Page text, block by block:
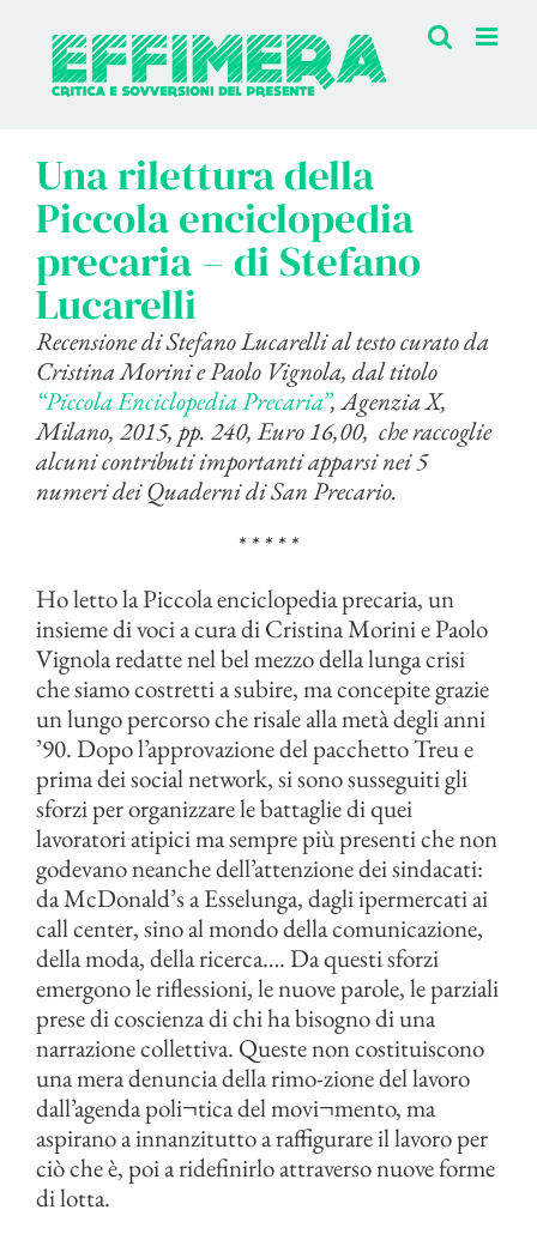
contenuto
Una rilettura della
Piccola enciclopedia
precaria – di Stefano
Lucarelli
Recensione di Stefano Lucarelli al testo curato da
Cristina Morini e Paolo Vignola, dal titolo
“Piccola Enciclopedia Precaria”, Agenzia X,
Milano, 2015, pp. 240, Euro 16,00, che raccoglie
alcuni contributi importanti apparsi nei 5
numeri dei Quaderni di San Precario.
* * * * *
Ho letto la Piccola enciclopedia precaria, un
insieme di voci a cura di Cristina Morini e Paolo
Vignola redatte nel bel mezzo della lunga crisi
che siamo costretti a subire, ma concepite grazie
un lungo percorso che risale alla metà degli anni
’90. Dopo l’approvazione del pacchetto Treu e
prima dei social network, si sono susseguiti gli
sforzi per organizzare le battaglie di quei
lavoratori atipici ma sempre più presenti che non
godevano neanche dell’attenzione dei sindacati:
da McDonald’s a Esselunga, dagli ipermercati ai
call center, sino al mondo della comunicazione,
della moda, della ricerca…. Da questi sforzi
emergono le riflessioni, le nuove parole, le parziali
prese di coscienza di chi ha bisogno di una
narrazione collettiva. Queste non costituiscono
una mera denuncia della rimo-zione del lavoro
dall’agenda poli¬tica del movi¬mento, ma
aspirano a innanzitutto a raffigurare il lavoro per
ciò che è, poi a ridefinirlo attraverso nuove forme
di lotta.